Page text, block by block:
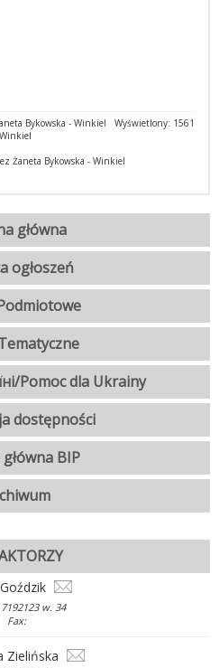
Wyświetlony: 1561
Bykowska - Winkiel
Żaneta Bykowska - Winkiel
główna
ogłoszeń
Pomoc dla Ukrainy
dostępności
BIP
w. 34
Fax:
Zielińska